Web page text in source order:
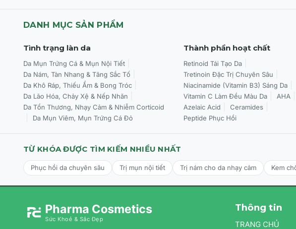
DANH MỤC SẢN PHẨM
Tình trạng làn da
Da Mụn Trứng Cá & Mụn Nội Tiết
Da Nám, Tàn Nhang & Tăng Sắc Tố
Da Khô Ráp, Thiếu Ẩm & Bong Tróc
Da Lão Hóa, Chảy Xệ & Nếp Nhăn
Da Tổn Thương, Nhạy Cảm & Nhiễm Corticoid
Da Mụn Viêm, Mụn Trứng Cá Đỏ
Thành phần hoạt chất
Retinoid Tái Tạo Da
Tretinoin Đặc Trị Chuyên Sâu
Niacinamide (Vitamin B3) Sáng Da
Vitamin C Làm Đều Màu Da
AHA
Azelaic Acid
Ceramides
Peptide Phục Hồi
TỪ KHÓA ĐƯỢC TÌM KIẾM NHIỀU NHẤT
Phục hồi da chuyên sâu Trị mụn nội tiết Trị nám cho da nhạy cảm Kem
Pharma Cosmetics
Sức Khoẻ & Sắc Đẹp
Thông tin
TRANG CHỦ